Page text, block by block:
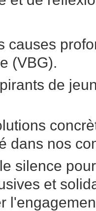
causes
(VBG).
de
dans nos
silence
et